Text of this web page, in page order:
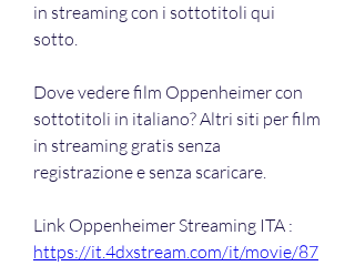
in streaming con i sottotitoli qui
sotto.
Dove vedere film Oppenheimer con
sottotitoli in italiano? Altri siti per film
in streaming gratis senza
registrazione e senza scaricare.
https://it.4dxstream.com/it/movie/87